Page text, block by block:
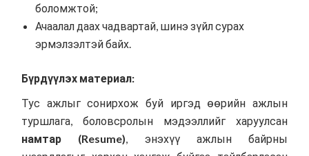
боломжтой;
Ачаалал даах чадвартай, шинэ зүйл сурах
эрмэлзэлтэй байх.
Бүрдүүлэх материал:
Тус ажлыг сонирхож буй иргэд өөрийн ажлын
туршлага, боловсролын мэдээллийг харуулсан
намтар (Resume), энэхүү ажлын байрны